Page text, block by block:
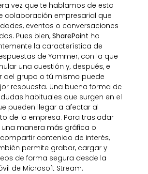
vez que te hablamos de esta
colaboración empresarial que
eventos o conversaciones
Pues bien, SharePoint ha
la característica de
de Yammer, con la que
una cuestión y, después, el
del grupo o tú mismo puede
respuesta. Una buena forma de
habituales que surgen en el
pueden llegar a afectar al
de la empresa. Para trasladar
manera más gráfica o
contenido de interés,
permite grabar, cargar y
de forma segura desde la
de Microsoft Stream.